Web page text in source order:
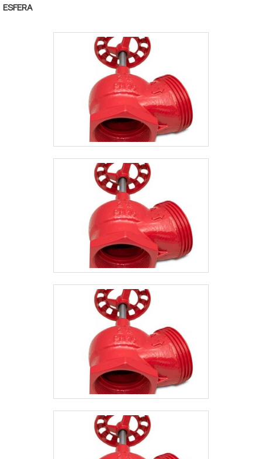
a um processo único de trançagem
flexível, que possui as seguintes
propriedades: Desenvolv.
ESFERA